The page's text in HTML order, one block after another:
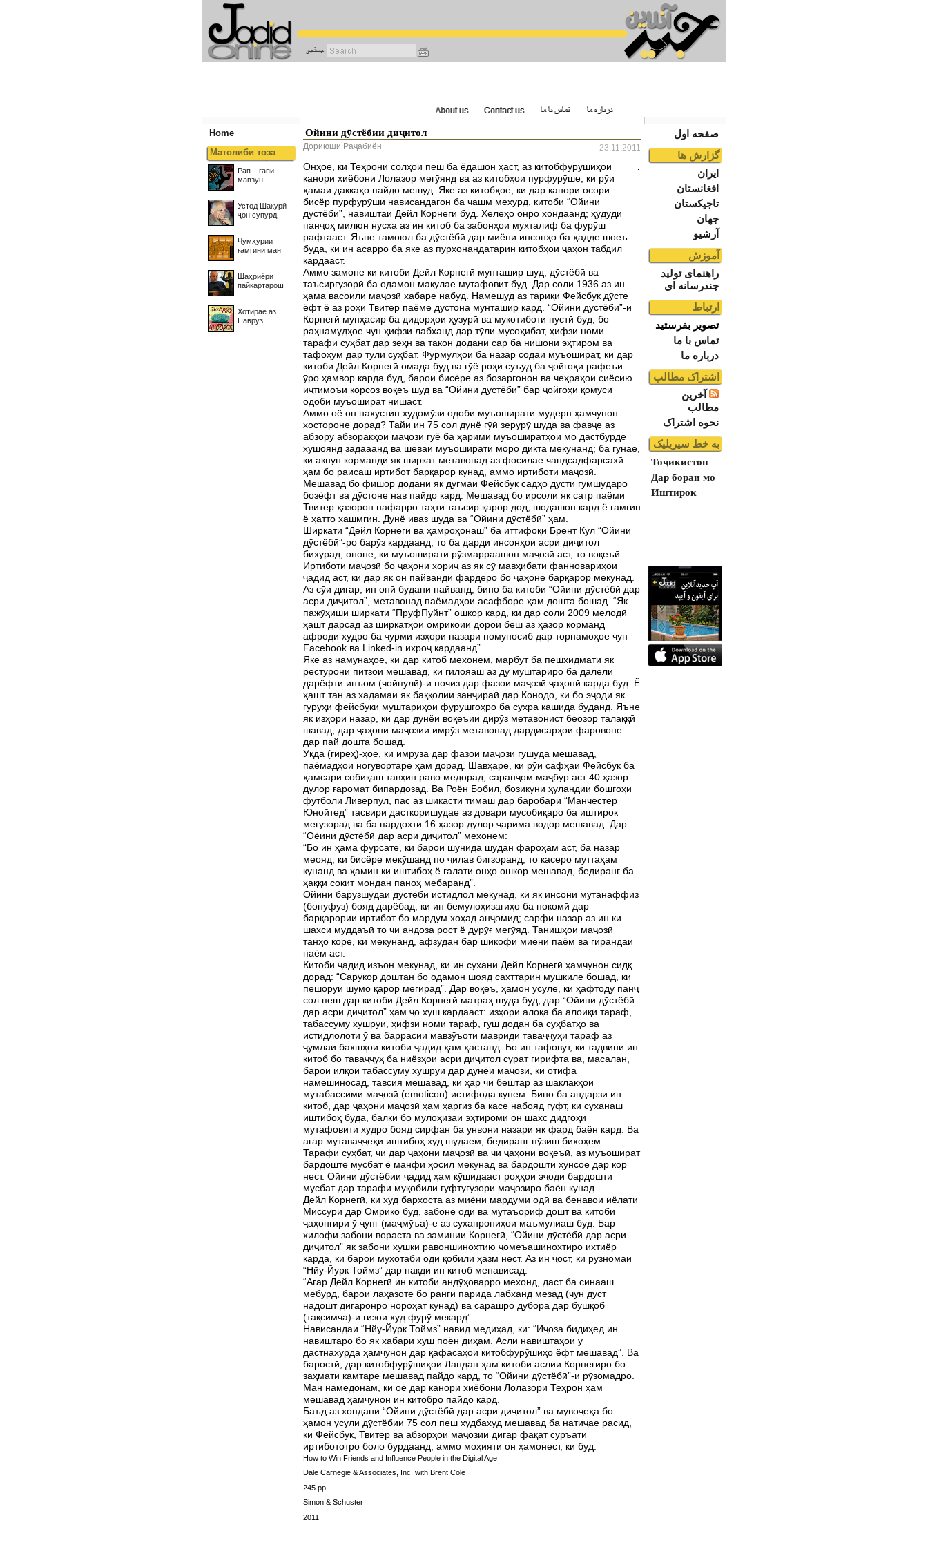
صفحه اول
گزارش ها
ایران
افغانستان
تاجیکستان
جهان
آرشیو
آموزش
راهنمای تولید
چندرسانه ای
ارتباط
تصویر بفرستید
تماس با ما
درباره ما
اشتراک مطالب
آخرین
مطالب
نحوه اشتراک
به خط سیریلیک
Тоҷикистон
Дар бораи мо
Иштирок
Home
Матолиби тоза
Рап – гапи
мавзун
Устод Шакурӣ
ҷон супурд
Ҷумҳурии
ғамгини ман
Шаҳриёри
пайкартарош
Хотирае аз
Наврӯз
Ойини дӯстёбии диҷитол
23.11.2011
Дориюши Раҷабиён
Онҳое, ки Теҳрони солҳои пеш ба ёдашон ҳаст, аз китобфурӯшиҳои
канори хиёбони Лолазор мегӯянд ва аз китобҳои пурфурӯше, ки рӯи
ҳамаи даккаҳо пайдо мешуд. Яке аз китобҳое, ки дар канори осори
бисёр пурфурӯши нависандагон ба чашм мехурд, китоби “Ойини
дӯстёбӣ”, навиштаи Дейл Корнегӣ буд. Хелеҳо онро хондаанд; ҳудуди
панҷоҳ милюн нусха аз ин китоб ба забонҳои мухталиф ба фурӯш
рафтааст. Яъне тамоюл ба дӯстёбӣ дар миёни инсонҳо ба ҳадде шоеъ
буда, ки ин асарро ба яке аз пурхонандатарин китобҳои ҷаҳон табдил
кардааст.
Аммо замоне ки китоби Дейл Корнегӣ мунташир шуд, дӯстёбӣ ва
таъсиргузорӣ ба одамон мақулае мутафовит буд. Дар соли 1936 аз ин
ҳама васоили маҷозӣ хабаре набуд. Намешуд аз тариқи Фейсбук дӯсте
ёфт ё аз роҳи Твитер паёме дӯстона мунташир кард. “Ойини дӯстёбӣ”-и
Корнегӣ мунҳасир ба дидорҳои ҳузурӣ ва мукотиботи пустӣ буд, бо
раҳнамудҳое чун ҳифзи лабханд дар тӯли мусоҳибат, ҳифзи номи
тарафи суҳбат дар зеҳн ва такон додани сар ба нишони эҳтиром ва
тафоҳум дар тӯли суҳбат. Фурмулҳои ба назар содаи муъошират, ки дар
китоби Дейл Корнегӣ омада буд ва гӯё роҳи суъуд ба ҷойгоҳи рафеъи
ӯро ҳамвор карда буд, барои бисёре аз бозаргонон ва чеҳраҳои сиёсию
иҷтимоъӣ корсоз воқеъ шуд ва “Ойини дӯстёбӣ” бар ҷойгоҳи қомуси
одоби муъошират нишаст.
Аммо оё он нахустин худомӯзи одоби муъоширати мудерн ҳамчунон
хостороне дорад? Тайи ин 75 сол дунё гӯӣ зерурӯ шуда ва фавҷе аз
абзору абзоракҳои маҷозӣ гӯё ба ҳарими муъоширатҳои мо дастбурде
хушоянд задааанд ва шеваи муъоширати моро дикта мекунанд; ба гунае,
ки акнун корманди як ширкат метавонад аз фосилае чандсадфарсахӣ
ҳам бо раисаш иртибот барқарор кунад, аммо иртиботи маҷозӣ.
Мешавад бо фишор додани як дугмаи Фейсбук садҳо дӯсти гумшударо
бозёфт ва дӯстоне нав пайдо кард. Мешавад бо ирсоли як сатр паёми
Твитер ҳазорон нафарро таҳти таъсир қарор дод; шодашон кард ё ғамгин
ё ҳатто хашмгин. Дунё иваз шуда ва “Ойини дӯстёбӣ” ҳам.
Ширкати “Дейл Корнеги ва ҳамроҳонаш” ба иттифоқи Брент Кул “Ойини
дӯстёбӣ”-ро барӯз кардаанд, то ба дарди инсонҳои асри диҷитол
бихурад; ононе, ки муъоширати рӯзмарраашон маҷозӣ аст, то воқеъӣ.
Иртиботи маҷозӣ бо ҷаҳони хориҷ аз як сӯ мавҳибати фанновариҳои
ҷадид аст, ки дар як он пайванди фардеро бо ҷаҳоне барқарор мекунад.
Аз сӯи дигар, ин онӣ будани пайванд, бино ба китоби “Ойини дӯстёбӣ дар
асри диҷитол”, метавонад паёмадҳои асафборе ҳам дошта бошад. “Як
пажӯҳиши ширкати “ПруфПуйнт” ошкор кард, ки дар соли 2009 мелодӣ
ҳашт дарсад аз ширкатҳои омрикоии дорои беш аз ҳазор корманд
афроди худро ба ҷурми изҳори назари номуносиб дар торнамоҳое чун
Facebook ва Linked-in ихроҷ кардаанд”.
Яке аз намунаҳое, ки дар китоб мехонем, марбут ба пешхидмати як
рестурони питзоӣ мешавад, ки гилояаш аз ду муштариро ба далели
дарёфти инъом (чойпулӣ)-и ночиз дар фазои маҷозӣ ҷаҳонӣ карда буд. Ё
ҳашт тан аз хадамаи як баққолии занҷираӣ дар Конодо, ки бо эҷоди як
гурӯҳи фейсбукӣ муштариҳои фурӯшгоҳро ба сухра кашида буданд. Яъне
як изҳори назар, ки дар дунёи воқеъии дирӯз метавонист беозор талаққӣ
шавад, дар ҷаҳони маҷозии имрӯз метавонад дардисарҳои фаровоне
дар пай дошта бошад.
Уқда (гиреҳ)-ҳое, ки имрӯза дар фазои маҷозӣ гушуда мешавад,
паёмадҳои ногувортаре ҳам дорад. Шавҳаре, ки рӯи сафҳаи Фейсбук ба
ҳамсари собиқаш тавҳин раво медорад, саранҷом маҷбур аст 40 ҳазор
дулор ғаромат бипардозад. Ва Роён Бобил, бозикуни ҳуландии бошгоҳи
футболи Ливерпул, пас аз шикасти тимаш дар баробари “Манчестер
Юнойтед” тасвири дасткоришудае аз довари мусобиқаро ба иштирок
мегузорад ва ба пардохти 16 ҳазор дулор ҷарима водор мешавад. Дар
“Оёини дӯстёбӣ дар асри диҷитол” мехонем:
“Бо ин ҳама фурсате, ки барои шунида шудан фароҳам аст, ба назар
меояд, ки бисёре мекӯшанд по ҷилав бигзоранд, то касеро муттаҳам
кунанд ва ҳамин ки иштибоҳ ё ғалати онҳо ошкор мешавад, бедиранг ба
ҳаққи сокит мондан паноҳ мебаранд”.
Ойини барӯзшудаи дӯстёбӣ истидлол мекунад, ки як инсони мутанаффиз
(бонуфуз) бояд дарёбад, ки ин бемулоҳизагиҳо ба нокомӣ дар
барқарории иртибот бо мардум хоҳад анҷомид; сарфи назар аз ин ки
шахси муддаъӣ то чи андоза рост ё дурӯғ мегӯяд. Танишҳои маҷозӣ
танҳо коре, ки мекунанд, афзудан бар шикофи миёни паём ва гирандаи
паём аст.
Китоби ҷадид изъон мекунад, ки ин сухани Дейл Корнегӣ ҳамчунон сидқ
дорад: “Сарукор доштан бо одамон шояд сахттарин мушкиле бошад, ки
пешорӯи шумо қарор мегирад”. Дар воқеъ, ҳамон усуле, ки ҳафтоду панҷ
сол пеш дар китоби Дейл Корнегӣ матраҳ шуда буд, дар “Ойини дӯстёбӣ
дар асри диҷитол” ҳам ҷо хуш кардааст: изҳори алоқа ба алоиқи тараф,
табассуму хушрӯӣ, ҳифзи номи тараф, гӯш додан ба суҳбатҳо ва
истидлолоти ӯ ва баррасии мавзӯъоти мавриди таваҷҷуҳи тараф аз
ҷумлаи бахшҳои китоби ҷадид ҳам ҳастанд. Бо ин тафовут, ки тадвини ин
китоб бо таваҷҷуҳ ба ниёзҳои асри диҷитол сурат гирифта ва, масалан,
барои илқои табассуму хушрӯӣ дар дунёи маҷозӣ, ки отифа
намешиносад, тавсия мешавад, ки ҳар чи бештар аз шаклакҳои
мутабассими маҷозӣ (emoticon) истифода кунем. Бино ба андарзи ин
китоб, дар ҷаҳони маҷозӣ ҳам ҳаргиз ба касе набояд гуфт, ки суханаш
иштибоҳ буда, балки бо мулоҳизаи эҳтироми он шахс дидгоҳи
мутафовити худро бояд сирфан ба унвони назари як фард баён кард. Ва
агар мутаваҷҷеҳи иштибоҳ худ шудаем, бедиранг пӯзиш бихоҳем.
Тарафи суҳбат, чи дар ҷаҳони маҷозӣ ва чи ҷаҳони воқеъӣ, аз муъошират
бардоште мусбат ё манфӣ ҳосил мекунад ва бардошти хунсое дар кор
нест. Ойини дӯстёбии ҷадид ҳам кӯшидааст роҳҳои эҷоди бардошти
мусбат дар тарафи муқобили гуфтугузори маҷозиро баён кунад.
Дейл Корнегӣ, ки худ бархоста аз миёни мардуми одӣ ва бенавои иёлати
Миссурӣ дар Омрико буд, забоне одӣ ва мутаъориф дошт ва китоби
ҷаҳонгири ӯ ҷунг (маҷмӯъа)-е аз суханрониҳои маъмулиаш буд. Бар
хилофи забони вораста ва заминии Корнегӣ, “Ойини дӯстёбӣ дар асри
диҷитол” як забони хушки равоншинохтию ҷомеъашинохтиро ихтиёр
карда, ки барои мухотаби одӣ қобили ҳазм нест. Аз ин ҷост, ки рӯзномаи
“Нйу-Йурк Тоймз” дар нақди ин китоб менависад:
“Агар Дейл Корнегӣ ин китоби андӯҳоварро мехонд, даст ба синааш
мебурд, барои лаҳазоте бо ранги парида лабханд мезад (чун дӯст
надошт дигаронро нороҳат кунад) ва сарашро дубора дар бушқоб
(тақсимча)-и ғизои худ фурӯ мекард”.
Нависандаи “Нйу-Йурк Тоймз” навид медиҳад, ки: “Иҷоза бидиҳед ин
навиштаро бо як хабари хуш поён диҳам. Асли навиштаҳои ӯ
дастнахурда ҳамчунон дар қафасаҳои китобфурӯшиҳо ёфт мешавад”. Ва
баростӣ, дар китобфурӯшиҳои Ландан ҳам китоби аслии Корнегиро бо
заҳмати камтаре мешавад пайдо кард, то “Ойини дӯстёбӣ”-и рӯзомадро.
Ман намедонам, ки оё дар канори хиёбони Лолазори Теҳрон ҳам
мешавад ҳамчунон ин китобро пайдо кард.
Баъд аз хондани “Ойини дӯстёбӣ дар асри диҷитол” ва мувоҷеҳа бо
ҳамон усули дӯстёбии 75 сол пеш худбахуд мешавад ба натиҷае расид,
ки Фейсбук, Твитер ва абзорҳои маҷозии дигар фақат суръати
иртибототро боло бурдаанд, аммо моҳияти он ҳамонест, ки буд.
How to Win Friends and Influence People in the Digital Age
Dale Carnegie & Associates, Inc. with Brent Cole
245 pp.
Simon & Schuster
2011